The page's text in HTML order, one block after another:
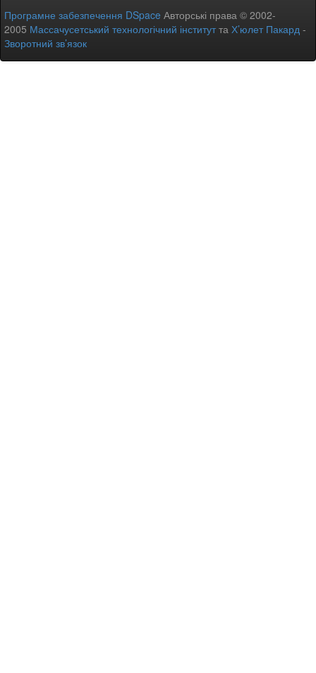
Програмне забезпечення DSpace Авторські права © 2002-
2005 Массачусетський технологічний інститутта Х’юлет Пакард -
Зворотний зв’язок